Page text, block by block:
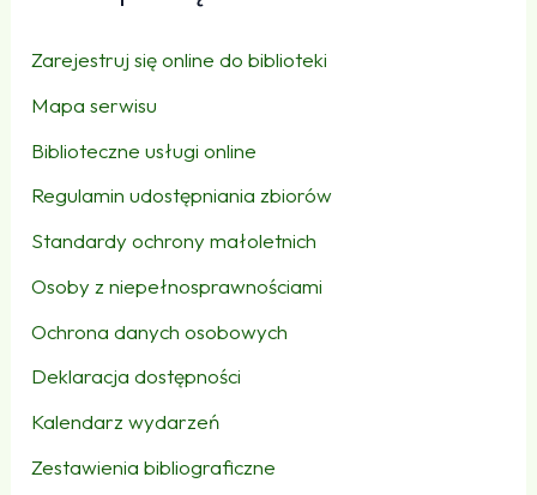
Zarejestruj się online do biblioteki
Mapa serwisu
Biblioteczne usługi online
Regulamin udostępniania zbiorów
Standardy ochrony małoletnich
Osoby z niepełnosprawnościami
Ochrona danych osobowych
Deklaracja dostępności
Kalendarz wydarzeń
Zestawienia bibliograficzne